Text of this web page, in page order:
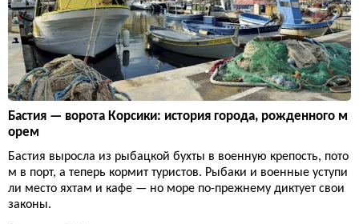
Бастия — ворота Корсики: история города, рожденного м
орем
Бастия выросла из рыбацкой бухты в военную крепость, пото
м в порт, а теперь кормит туристов. Рыбаки и военные уступи
ли место яхтам и кафе — но море по-прежнему диктует свои
законы.